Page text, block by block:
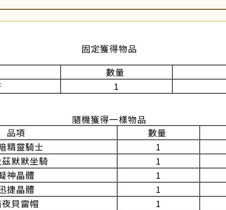
固定獲得物品
數量
1
隨機獲得一樣物品
品項
數量
精靈騎士
1
默默坐騎
1
神晶體
1
捷晶體
1
貝雷帽
1